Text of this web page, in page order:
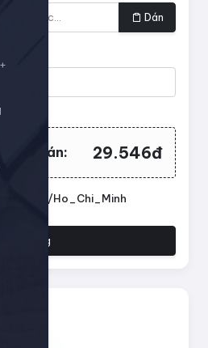
Dán
toán: 29.546đ
Asia/Ho_Chi_Minh
Đặt hàng